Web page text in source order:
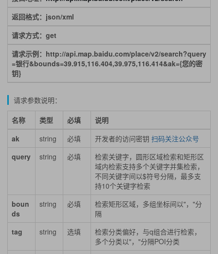
返回格式：json/xml
请求方式：get
请求示例：http://api.map.baidu.com/place/v2/search?query
=银行&bounds=39.915,116.404,39.975,116.414&ak={您的密
钥}
请求参数说明：
名称 类型 必填
说明
ak
string 必填 开发者的访问密钥 扫码关注公众号
query
string 必填
检索关键字，圆形区域检索和矩形区
域内检索支持多个关键字并集检索，
不同关键字间以$符号分隔，最多支
持10个关键字检索
boun
ds
string 必填
检索矩形区域，多组坐标间以"，"分
隔
tag
string 选填
检索分类偏好，与q组合进行检索，
多个分类以"，"分隔POI分类